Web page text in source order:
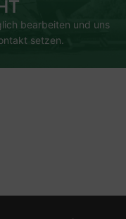
bearbeiten und uns
setzen.